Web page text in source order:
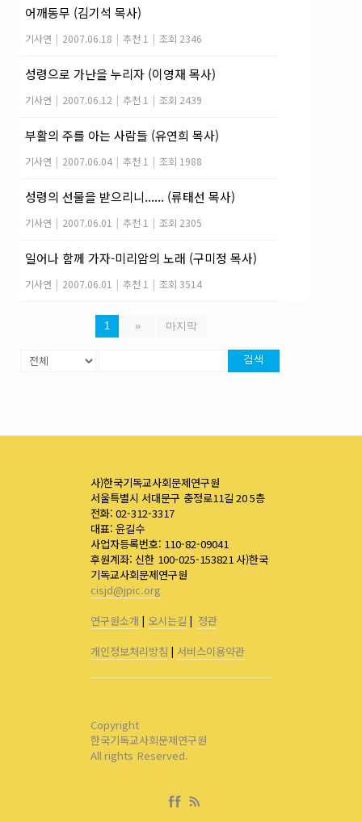
어깨동무 (김기석 목사)
기사연 | 2007.06.18 | 추천 1 | 조회 2346
성령으로 가난을 누리자 (이영재 목사)
기사연 | 2007.06.12 | 추천 1 | 조회 2439
부활의 주를 아는 사람들 (유연희 목사)
기사연 | 2007.06.04 | 추천 1 | 조회 1988
성령의 선물을 받으리니...... (류태선 목사)
기사연 | 2007.06.01 | 추천 1 | 조회 2305
일어나 함께 가자-미리암의 노래 (구미정 목사)
기사연 | 2007.06.01 | 추천 1 | 조회 3514
1 » 마지막
검색
사)한국기독교사회문제연구원
서울특별시 서대문구 충정로11길 20 5층
전화: 02-312-3317
대표: 윤길수
사업자등록번호: 110-82-09041
후원계좌: 신한 100-025-153821 사)한국
기독교사회문제연구원
cisjd@jpic.org
연구원소개 | 오시는길 | 정관
개인정보처리방침 | 서비스이용약관
Copyright
한국기독교사회문제연구원
All rights Reserved.